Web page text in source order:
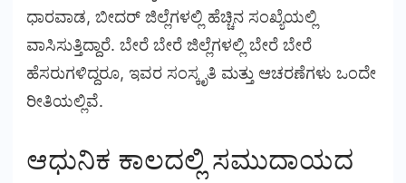
ಧಾರವಾಡ, ಬೀದರ್ ಜಿಲ್ಲೆಗಳಲ್ಲಿ ಹೆಚ್ಚಿನ ಸಂಖ್ಯೆಯಲ್ಲಿ
ವಾಸಿಸುತ್ತಿದ್ದಾರೆ. ಬೇರೆ ಬೇರೆ ಜಿಲ್ಲೆಗಳಲ್ಲಿ ಬೇರೆ ಬೇರೆ
ಹೆಸರುಗಳಿದ್ದರೂ, ಇವರ ಸಂಸ್ಕೃತಿ ಮತ್ತು ಆಚರಣೆಗಳು ಒಂದೇ
ರೀತಿಯಲ್ಲಿವೆ.
ಆಧುನಿಕ ಕಾಲದಲ್ಲಿ ಸಮುದಾಯದ